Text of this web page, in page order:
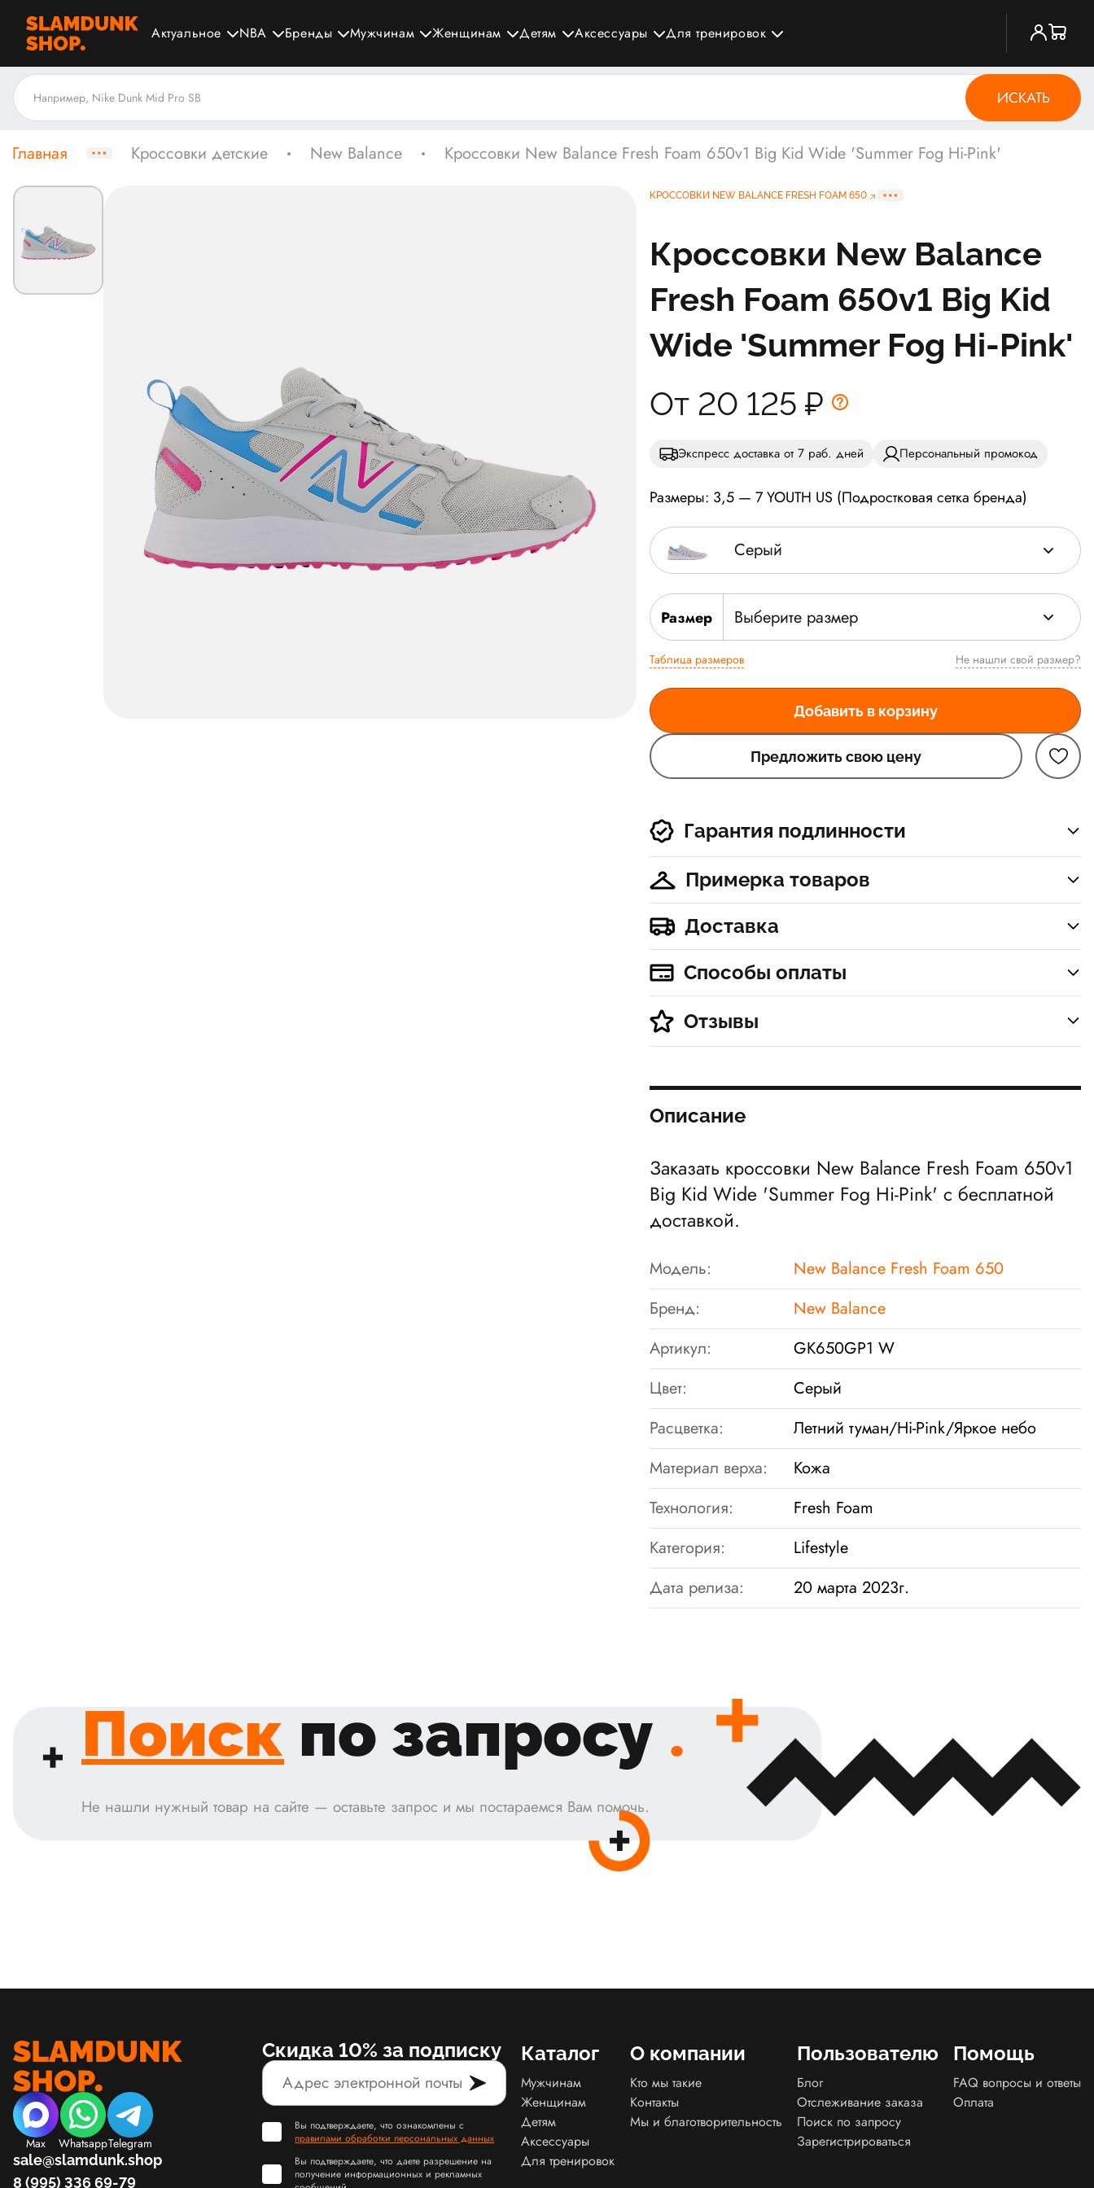
Актуальное NBA Бренды Мужчинам Женщинам Детям Аксессуары Для тренировок
ИСКАТЬ
Главная Кроссовки детские New Balance Кроссовки New Balance Fresh Foam 650v1 Big Kid Wide 'Summer Fog Hi-Pink'
КРОССОВКИ NEW BALANCE FRESH FOAM 650
Кроссовки New Balance
Fresh Foam 650v1 Big Kid
Wide 'Summer Fog Hi-Pink'
От 20 125 ₽
Экспресс доставка от 7 раб. дней Персональный промокод
Размеры: 3,5 — 7 YOUTH US (Подростковая сетка бренда)
Серый
Размер Выберите размер
Таблица размеров Не нашли свой размер?
Добавить в корзину
Предложить свою цену
Гарантия подлинности
Примерка товаров
Доставка
Способы оплаты
Отзывы
Описание
Заказать кроссовки New Balance Fresh Foam 650v1
Big Kid Wide 'Summer Fog Hi-Pink' с бесплатной
доставкой.
Модель:
New Balance Fresh Foam 650
Бренд:
New Balance
Артикул:
GK650GP1 W
Цвет:
Серый
Расцветка:
Летний туман/Hi-Pink/Яркое небо
Материал верха:
Кожа
Технология:
Fresh Foam
Категория:
Lifestyle
Дата релиза:
20 марта 2023г.
Поиск по запросу .
Не нашли нужный товар на сайте — оставьте запрос и мы постараемся Вам помочь.
Max WhatsappTelegram
sale@slamdunk.shop
8 (995) 336 69-79
Скидка 10% за подписку
Вы подтверждаете, что ознакомлены с
правилами обработки персональных данных
Вы подтверждаете, что даете разрешение на
получение информационных и рекламных
Каталог
Мужчинам
Женщинам
Детям
Аксессуары
Для тренировок
О компании
Кто мы такие
Контакты
Мы и благотворительность
Пользователю
Блог
Отслеживание заказа
Поиск по запросу
Зарегистрироваться
Помощь
FAQ вопросы и ответы
Оплата